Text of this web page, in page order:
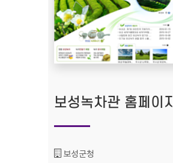
보성녹차관 홈페이지
기관명 :
보성군청